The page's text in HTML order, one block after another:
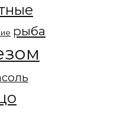
рыба